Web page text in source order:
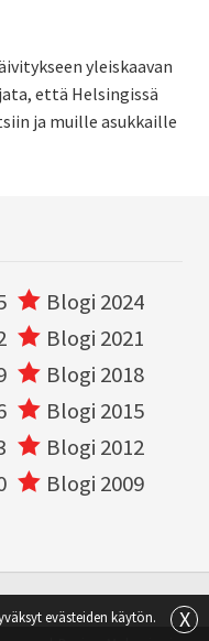
yleiskaavan
että Helsingissä
ja muille asukkaille
Blogi 2024
Blogi 2021
Blogi 2018
Blogi 2015
Blogi 2012
Blogi 2009
evästeiden käytön.
X